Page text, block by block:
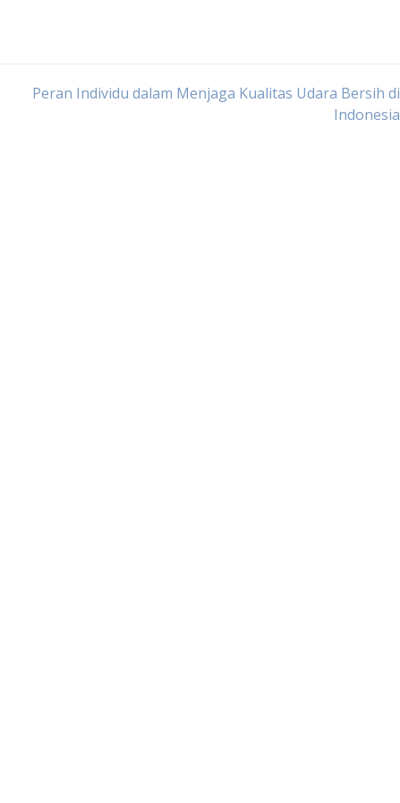
Peran Individu dalam Menjaga Kualitas Udara Bersih di
Indonesia